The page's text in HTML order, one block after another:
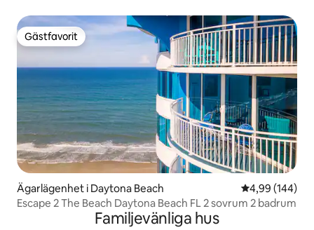
Gästfavorit
Gästfavorit
Ägarlägenhet i Daytona Beach 4,99 av 5 i
4,99 (144)
Escape 2 The Beach Daytona Beach FL 2 sovrum 2 badrum
Familjevänliga hus